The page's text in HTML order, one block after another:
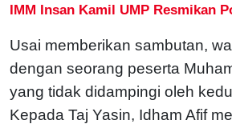
IMM Insan Kamil UMP Resmikan
Usai memberikan sambutan,
dengan seorang peserta
yang tidak didampingi oleh
Kepada Taj Yasin, Idham Afif